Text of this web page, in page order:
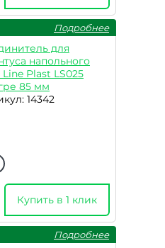
Подробнее
для
напольного
Plast LS025
85 мм
14342
Купить в 1 клик
Подробнее